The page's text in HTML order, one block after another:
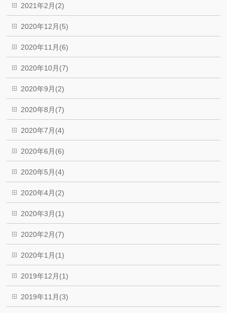
2021年2月(2)
2020年12月(5)
2020年11月(6)
2020年10月(7)
2020年9月(2)
2020年8月(7)
2020年7月(4)
2020年6月(6)
2020年5月(4)
2020年4月(2)
2020年3月(1)
2020年2月(7)
2020年1月(1)
2019年12月(1)
2019年11月(3)